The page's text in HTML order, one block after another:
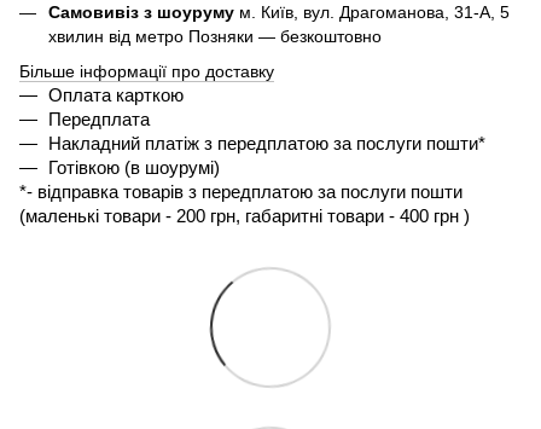
Самовивіз з шоуруму м. Київ, вул. Драгоманова, 31-А, 5
хвилин від метро Позняки — безкоштовно
Більше інформації про доставку
Оплата карткою
Передплата
Накладний платіж з передплатою за послуги пошти*
Готівкою (в шоурумі)
*- відправка товарів з передплатою за послуги пошти
(маленькі товари - 200 грн, габаритні товари - 400 грн )